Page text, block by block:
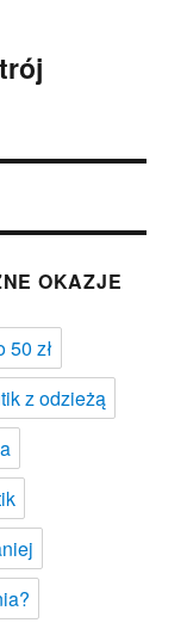
OKAZJE
50 zł
z odzieżą